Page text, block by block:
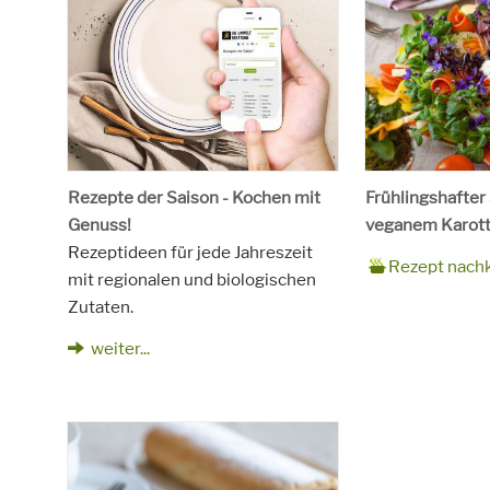
Rezepte der Saison - Kochen mit
Genuss!
Rezeptideen für jede Jahreszeit
mit regionalen und biologischen
Zutaten.
weiter...
Frühlingshafter
veganem
Zubereitungszeit
90 Minuten
Rezept
für
4 Personen
Saison
Frühling
Schlagworte
Beilagen,
Rezept